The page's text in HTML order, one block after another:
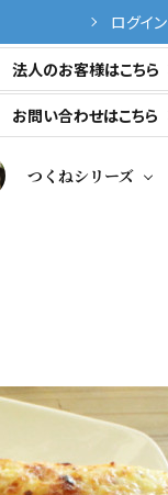
ログイン
法人のお客様はこちら
お問い合わせはこちら
つくねシリーズ